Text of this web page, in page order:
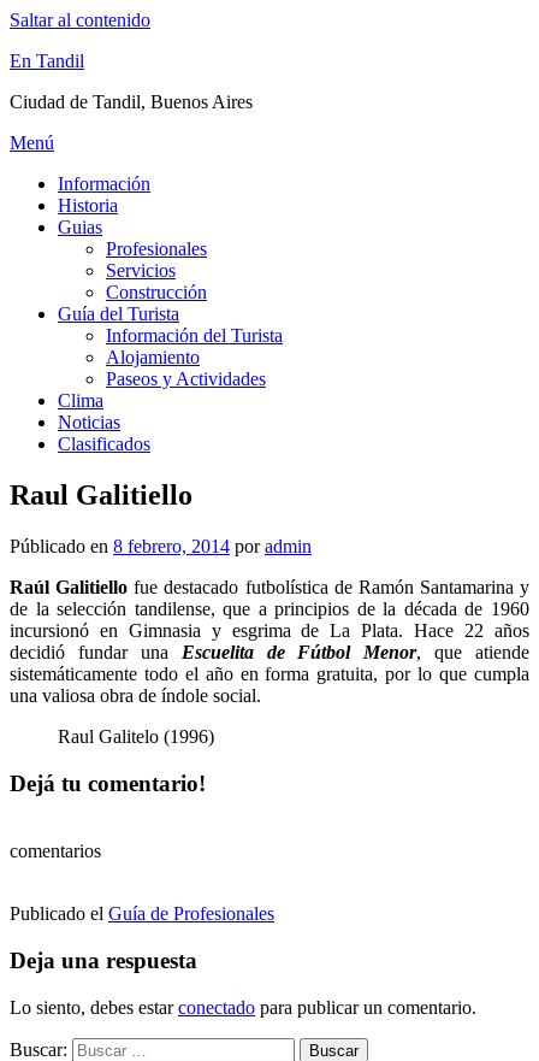
Saltar al contenido
En Tandil
Ciudad de Tandil, Buenos Aires
Menú
Información
Historia
Guias
Profesionales
Servicios
Construcción
Guía del Turista
Información del Turista
Alojamiento
Paseos y Actividades
Clima
Noticias
Clasificados
Raul Galitiello
Públicado en 8 febrero, 2014 poradmin
Raúl Galitiello fue destacado futbolística de Ramón Santamarina y
de la selección tandilense, que a principios de la década de 1960
incursionó en Gimnasia y esgrima de La Plata. Hace 22 años
decidió fundar una Escuelita de Fútbol Menor, que atiende
sistemáticamente todo el año en forma gratuita, por lo que cumpla
una valiosa obra de índole social.
Raul Galitelo (1996)
Dejá tu comentario!
comentarios
Publicado el Guía de Profesionales
Deja una respuesta
Lo siento, debes estarconectado para publicar un comentario.
Buscar: